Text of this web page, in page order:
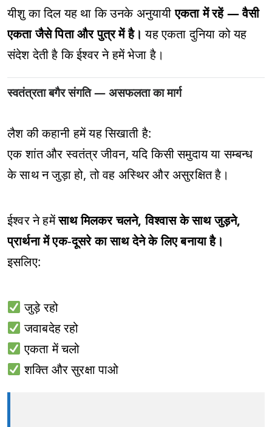
यीशु का दिल यह था कि उनके अनुयायीएकता में रहें — वैसी
एकता जैसे पिता और पुत्र में है। यह एकता दुनिया को यह
संदेश देती है कि ईश्वर ने हमें भेजा है।
स्वतंत्रता बगैर संगति — असफलता का मार्ग
लैश की कहानी हमें यह सिखाती है:
एक शांत और स्वतंत्र जीवन, यदि किसी समुदाय या सम्बन्ध
के साथ न जुड़ा हो, तो वह अस्थिर और असुरक्षित है।
ईश्वर ने हमेंसाथ मिलकर चलने, विश्वास के साथ जुड़ने,
प्रार्थना में एक‑दूसरे का साथ देने के लिए बनाया है।
इसलिए:
जुड़े रहो
जवाबदेह रहो
एकता में चलो
शक्ति और सुरक्षा पाओ